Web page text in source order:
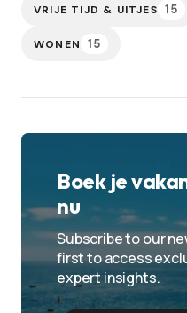
VRIJE TIJD & UITJES 15
WONEN 15
Boek je
nu
Subscribe to our
first to access
expert insights.